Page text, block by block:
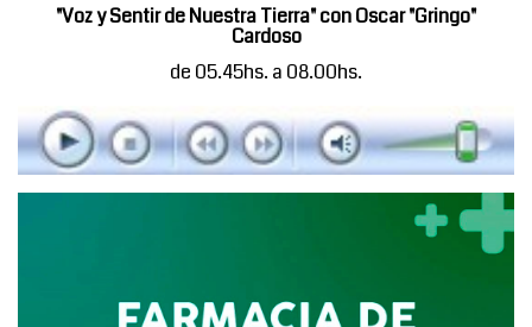
"Voz y Sentir de Nuestra Tierra" con Oscar "Gringo"
Cardoso
de 05.45hs. a 08.00hs.